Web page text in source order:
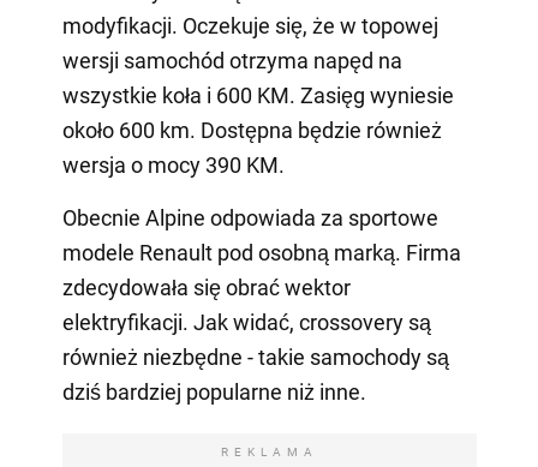
modyfikacji. Oczekuje się, że w topowej
wersji samochód otrzyma napęd na
wszystkie koła i 600 KM. Zasięg wyniesie
około 600 km. Dostępna będzie również
wersja o mocy 390 KM.
Obecnie Alpine odpowiada za sportowe
modele Renault pod osobną marką. Firma
zdecydowała się obrać wektor
elektryfikacji. Jak widać, crossovery są
również niezbędne - takie samochody są
dziś bardziej popularne niż inne.
REKLAMA